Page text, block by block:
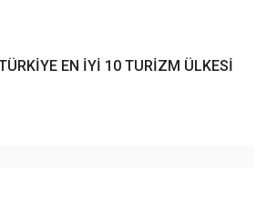
EN İYİ 10 TURİZM ÜLKESİ